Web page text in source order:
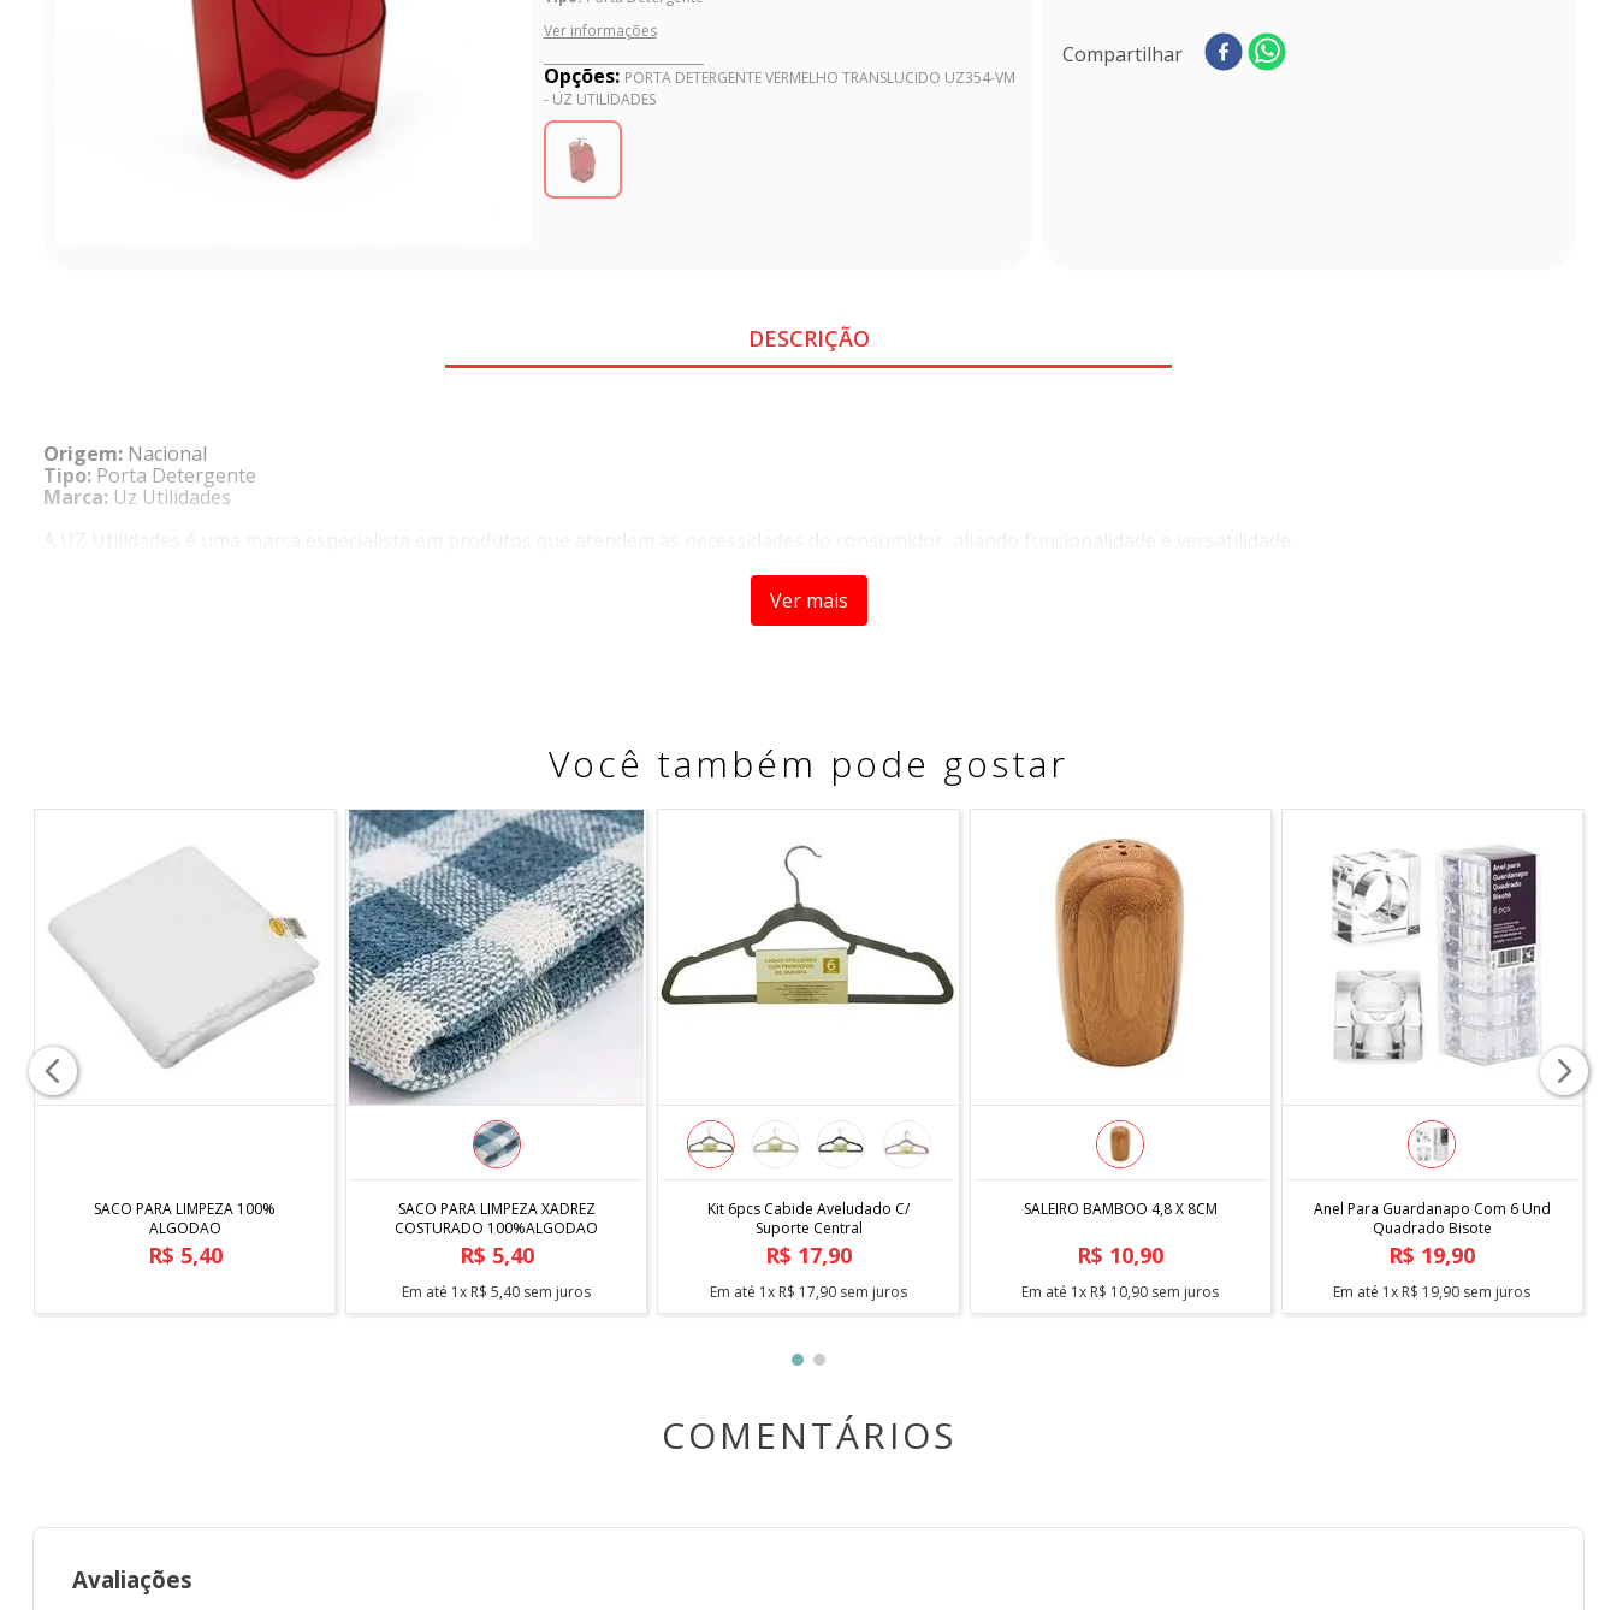
Ver informações
Opções: PORTA DETERGENTE VERMELHO TRANSLUCIDO UZ354-VM
- UZ UTILIDADES
Compartilhar
DESCRIÇÃO
Origem:Nacional
Tipo:Porta Detergente
Marca:Uz Utilidades
A UZ Utilidades é uma marca especialista em produtos que atendem as necessidades do consumidor, aliando funcionalidade e versatilidade.
possui um design moderno e arrojado, ideal para organizar e deixar a sua cozinha cheia de
estilo. É produzido em material transparente que garante a elegância do produto, além de facilitar a visualização do conteúdo interno.
(A)18,8 X (L)11,3 X (P)10,9
Imagem meramente ilustrativa*
Ver mais
Você também pode gostar
COMPRAR
SACO PARA LIMPEZA 100%
ALGODAO
R$ 5,40
COMPRAR
SACO PARA LIMPEZA XADREZ
COSTURADO 100%ALGODAO
R$ 5,40
Em até 1x R$ 5,40 sem juros
COMPRAR
Kit 6pcs Cabide Aveludado C/
Suporte Central
R$ 17,90
Em até 1x R$ 17,90 sem juros
COMPRAR
SALEIRO BAMBOO 4,8 X 8CM
R$ 10,90
Em até 1x R$ 10,90 sem juros
COMPRAR
Anel Para Guardanapo Com 6 Und
Quadrado Bisote
R$ 19,90
Em até 1x R$ 19,90 sem juros
COMENTÁRIOS
Avaliações